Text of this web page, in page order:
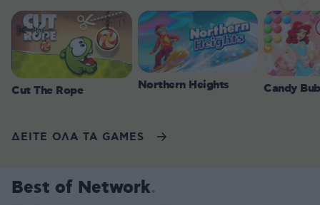
Cut The Rope Northern Heights Candy
ΔΕΙΤΕ ΟΛΑ ΤΑ GAMES
Best of Network